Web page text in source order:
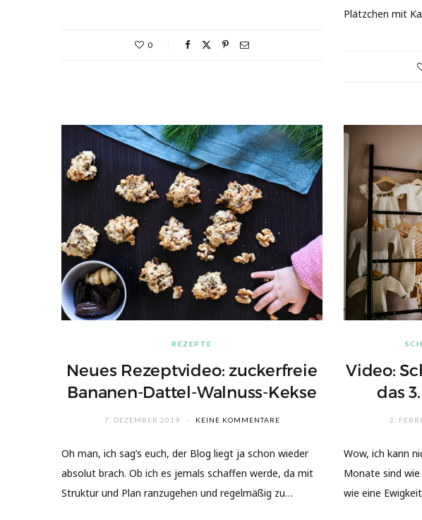
0
Plätzchen mit
REZEPTE
Neues Rezeptvideo: zuckerfreie
Bananen-Dattel-Walnuss-Kekse
7. DEZEMBER 2019 KEINE KOMMENTARE
Oh man, ich sag’s euch, der Blog liegt ja schon wieder
absolut brach. Ob ich es jemals schaffen werde, da mit
Struktur und Plan ranzugehen und regelmäßig zu…
Video:
das
2.
Wow, ich kann
Monate sind
wie eine